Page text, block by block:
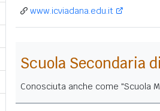
www.icviadana.edu.it
Scuola Secondaria
Conosciuta anche come "Scuola